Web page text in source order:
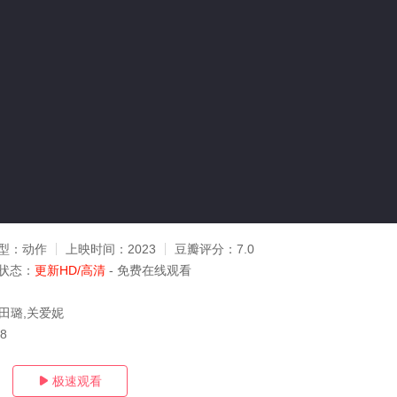
： 动作 上映时间： 2023 豆瓣评分： 7.0
态： 更新HD/高清 - 免费在线观看
璐,关爱妮
 极速观看